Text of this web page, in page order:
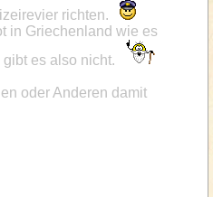
richten.
in Griechenland wie es
gibt es also nicht.
oder Anderen damit